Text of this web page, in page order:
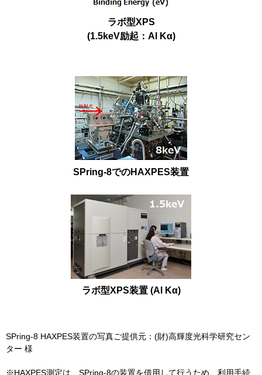
ラボ型XPS
(1.5keV励起：Al Kα)
SPring-8でのHAXPES装置
ラボ型XPS装置 (Al Kα)
SPring-8 HAXPES装置の写真ご提供元：(財)高輝度光科学研究セン
ター 様
※HAXPES測定は、SPring-8の装置を借用して行うため、利用手続